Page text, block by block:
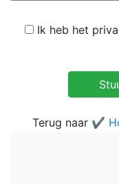
Ik heb het
Terug naar ✔️